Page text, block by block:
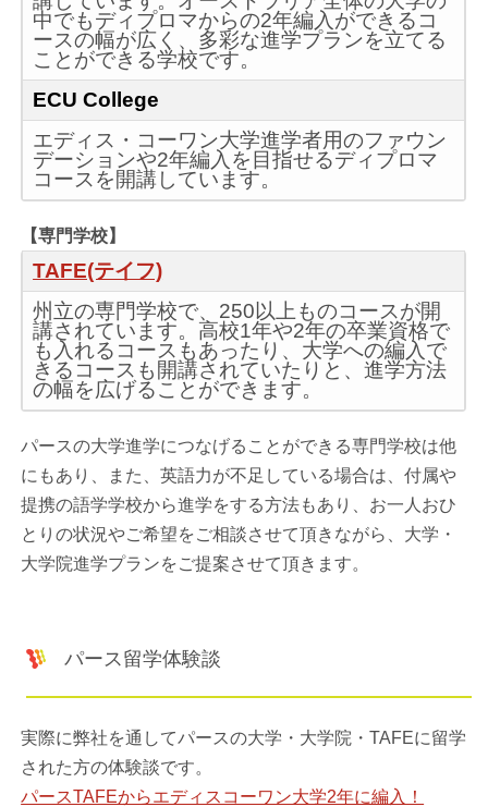
中でもディプロマからの2年編入ができるコ
ースの幅が広く、多彩な進学プランを立てる
ことができる学校です。
ECU College
エディス・コーワン大学進学者用のファウン
デーションや2年編入を目指せるディプロマ
コースを開講しています。
【専門学校】
TAFE(テイフ)
州立の専門学校で、250以上ものコースが開
講されています。高校1年や2年の卒業資格で
も入れるコースもあったり、大学への編入で
きるコースも開講されていたりと、進学方法
の幅を広げることができます。
パースの大学進学につなげることができる専門学校は他
にもあり、また、英語力が不足している場合は、付属や
提携の語学学校から進学をする方法もあり、お一人おひ
とりの状況やご希望をご相談させて頂きながら、大学・
大学院進学プランをご提案させて頂きます。
パース留学体験談
実際に弊社を通してパースの大学・大学院・TAFEに留学
された方の体験談です。
パースTAFEからエディスコーワン大学2年に編入！